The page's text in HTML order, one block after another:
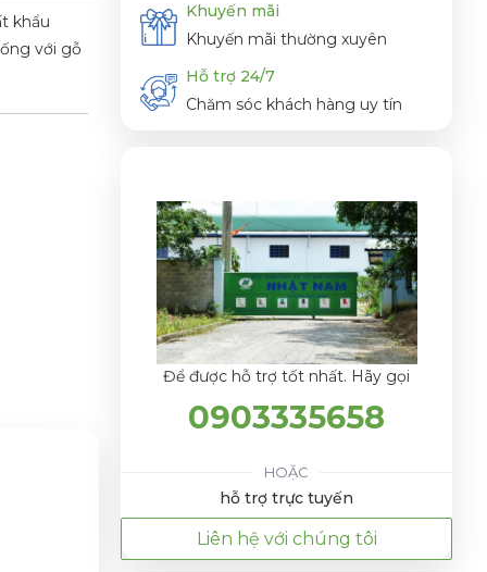
khẩu
với gỗ
Khuyến mãi
Khuyến mãi thường xuyên
Hỗ trợ 24/7
Chăm sóc khách hàng uy tín
Để được hỗ trợ tốt nhất. Hãy gọi
0903335658
HOẶC
hỗ trợ trực tuyến
Liên hệ với chúng tôi